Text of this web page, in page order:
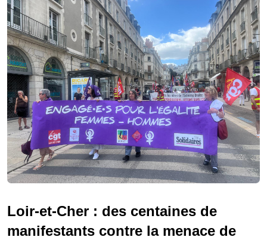
Loir-et-Cher : des centaines de
manifestants contre la menace de